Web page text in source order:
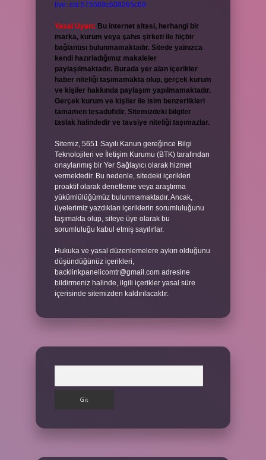
live:.cid.575569c608265c69
Yasal Uyarı: Bu internet sitesi, herhangi bir
marka, kurum veya şahıs şirketi ile hiçbir
bağlantısı bulunmamaktadır. Sitede yalnızca
kendi hazırladığımız makaleler
paylaşılmaktadır. Burada yer alan içerikler
haber niteliği taşımamakta olup, gerçek kurum
ve kişiler hakkında paylaşım yapılmamaktadır.
Gerçek kurum ve kişiler ile isim benzerlikleri
tamamen tesadüfidir. Sitemizdeki bilgiler
taslak halindedir ve tavsiye niteliği taşımazlar.
Sitemiz, 5651 Sayılı Kanun gereğince Bilgi
Teknolojileri ve İletişim Kurumu (BTK) tarafından
onaylanmış bir Yer Sağlayıcı olarak hizmet
vermektedir. Bu nedenle, sitedeki içerikleri
proaktif olarak denetleme veya araştırma
yükümlülüğümüz bulunmamaktadır. Ancak,
üyelerimiz yazdıkları içeriklerin sorumluluğunu
taşımakta olup, siteye üye olarak bu
sorumluluğu kabul etmiş sayılırlar.
Hukuka ve yasal düzenlemelere aykırı olduğunu
düşündüğünüz içerikleri,
backlinkpanelicomtr@gmail.com adresine
bildirmeniz halinde, ilgili içerikler yasal süre
içerisinde sitemizden kaldırılacaktır.